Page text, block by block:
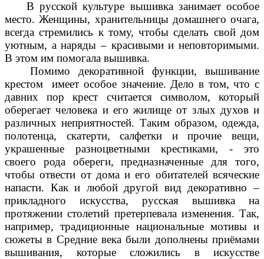
В русской культуре вышивка занимает особое
место. Женщины, хранительницы домашнего очага,
всегда стремились к тому, чтобы сделать свой дом
уютным, а наряды – красивыми и неповторимыми.
В этом им помогала вышивка.
Помимо декоративной функции, вышивание
крестом имеет особое значение. Дело в том, что с
давних пор крест считается символом, который
оберегает человека и его жилище от злых духов и
различных неприятностей. Таким образом, одежда,
полотенца, скатерти, салфетки и прочие вещи,
украшенные разноцветными крестиками, - это
своего рода обереги, предназначенные для того,
чтобы отвести от дома и его обитателей всяческие
напасти. Как и любой другой вид декоративно –
прикладного искусства, русская вышивка на
протяжении столетий претерпевала изменения. Так,
например, традиционные национальные мотивы и
сюжеты в Средние века были дополнены приёмами
вышивания, которые сложились в искусстве